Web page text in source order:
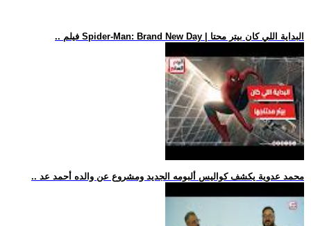
.. فيلم Spider-Man: Brand New Day | البداية اللي كان بيتر محتا
.. محمد عدوية يكشف كواليس ألبومه الجديد ومشروع عن والده أحمد عد